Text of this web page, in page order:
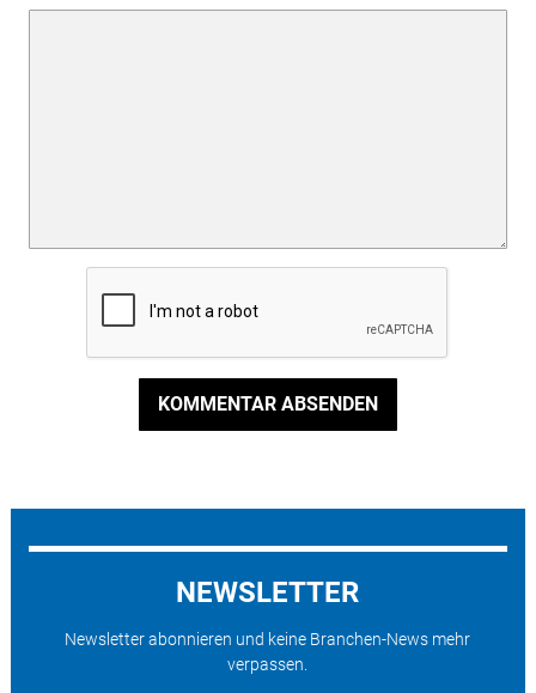
KOMMENTAR ABSENDEN
NEWSLETTER
Newsletter abonnieren und keine Branchen-News mehr
verpassen.